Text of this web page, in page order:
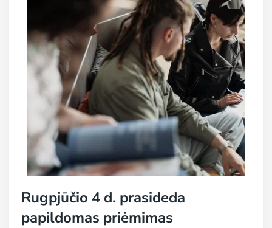
Rugpjūčio 4 d. prasideda
papildomas priėmimas